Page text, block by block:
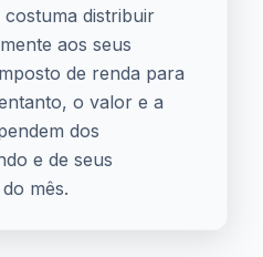
costuma distribuir
aos seus
de renda para
o valor e a
dos
e de seus
mês.